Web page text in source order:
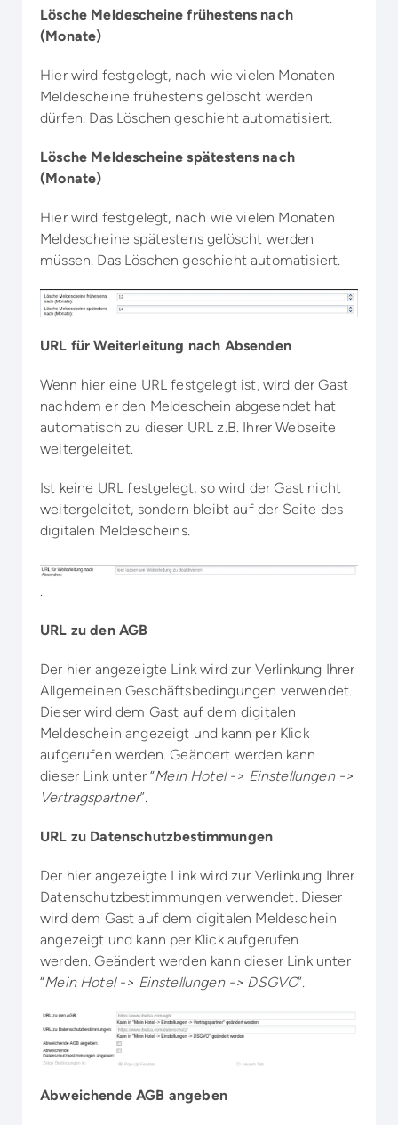
Lösche Meldescheine frühestens nach
(Monate)
Hier wird festgelegt, nach wie vielen Monaten
Meldescheine frühestens gelöscht werden
dürfen. Das Löschen geschieht automatisiert.
Lösche Meldescheine spätestens nach
(Monate)
Hier wird festgelegt, nach wie vielen Monaten
Meldescheine spätestens gelöscht werden
müssen. Das Löschen geschieht automatisiert.
URL für Weiterleitung nach Absenden
Wenn hier eine URL festgelegt ist, wird der Gast
nachdem er den Meldeschein abgesendet hat
automatisch zu dieser URL z.B. Ihrer Webseite
weitergeleitet.
Ist keine URL festgelegt, so wird der Gast nicht
weitergeleitet, sondern bleibt auf der Seite des
digitalen Meldescheins.
.
URL zu den AGB
Der hier angezeigte Link wird zur Verlinkung Ihrer
Allgemeinen Geschäftsbedingungen verwendet.
Dieser wird dem Gast auf dem digitalen
Meldeschein angezeigt und kann per Klick
aufgerufen werden. Geändert werden kann
dieser Link unter “Mein Hotel -> Einstellungen ->
Vertragspartner”.
URL zu Datenschutzbestimmungen
Der hier angezeigte Link wird zur Verlinkung Ihrer
Datenschutzbestimmungen verwendet. Dieser
wird dem Gast auf dem digitalen Meldeschein
angezeigt und kann per Klick aufgerufen
werden. Geändert werden kann dieser Link unter
“Mein Hotel -> Einstellungen -> DSGVO”.
Abweichende AGB angeben